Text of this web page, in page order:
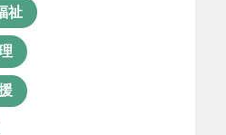
介護ロボット
仕事の醍醐味
育士
祉